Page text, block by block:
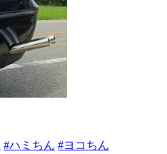
#ハミちん #ヨコちん